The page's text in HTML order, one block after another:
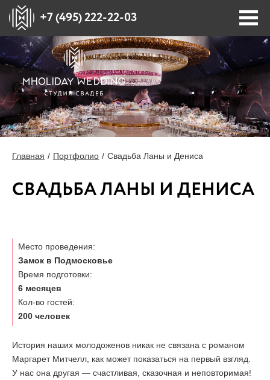
+7 (495) 222-22-03
ПОРТФОЛИО
ПЛОЩАДКИ
СТОИМОСТЬ
Главная Портфолио Свадьба Ланы и Дениса
СВАДЬБА ЛАНЫ И ДЕНИСА
Место проведения:
Замок в Подмосковье
Время подготовки:
6 месяцев
Кол-во гостей:
200 человек
История наших молодоженов никак не связана с романом
Маргарет Митчелл, как может показаться на первый взгляд.
У нас она другая — счастливая, сказочная и неповторимая!